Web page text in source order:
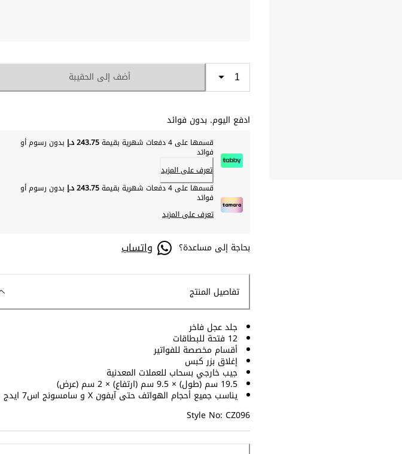
أضف إلى الحقيبة
ادفع اليوم. بدون فوائد
قسمها على 4 دفعات شهرية بقيمة 243.75 د.إ بدون رسوم أو
فوائد
تعرف على المزيد
قسمها على 4 دفعات شهرية بقيمة
243.75 د.إ بدون رسوم أو
فوائد
تعرف على المزيد
بحاجة إلى مساعدة؟ واتساب
تفاصيل المنتج
جلد عجل فاخر
12 فتحة للبطاقات
أقسام مخصصة للفواتير
إغلاق بزر كبس
جيب خارجي بسحاب للعملات المعدنية
19.5 سم (طول) × 9.5 سم (ارتفاع) × 2 سم (عرض)
يناسب جميع أحجام الهواتف حتى آيفون X و سامسونج اس7 ايدج
Style No: CZ096